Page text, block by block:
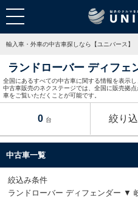
輸入車・外車の中古車探しなら【ユニバース】
ランドローバー ディフェ
全国にあるすべての中古車に関する情報を表示し
中古車販売のネクステージでは、全国に販売拠
車をご覧いただくことが可能です。
0 台 絞り
中古車一覧
絞込み条件
ランドローバー ディフェンダー ▼